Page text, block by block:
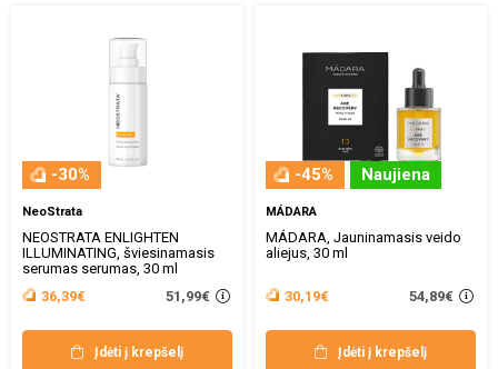
-30%
NeoStrata
NEOSTRATA ENLIGHTEN
ILLUMINATING, šviesinamasis
serumas serumas, 30 ml
36,39€
51,99€
Įdėti į krepšelį
-45% Naujiena
MÁDARA
MÁDARA, Jauninamasis veido
aliejus, 30 ml
30,19€ 54,89€
Įdėti į krepšelį